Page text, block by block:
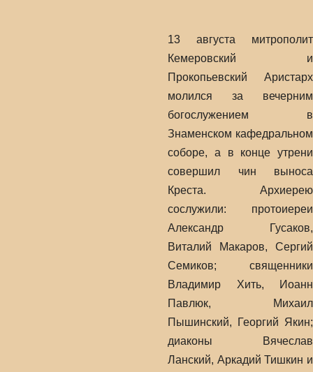
13 августа митрополит
Кемеровский и
Прокопьевский Аристарх
молился за вечерним
богослужением в
Знаменском кафедральном
соборе, а в конце утрени
совершил чин выноса
Креста. Архиерею
сослужили: протоиереи
Александр Гусаков,
Виталий Макаров, Сергий
Семиков; священники
Владимир Хить, Иоанн
Павлюк, Михаил
Пышинский, Георгий Якин;
диаконы Вячеслав
Ланский, Аркадий Тишкин и